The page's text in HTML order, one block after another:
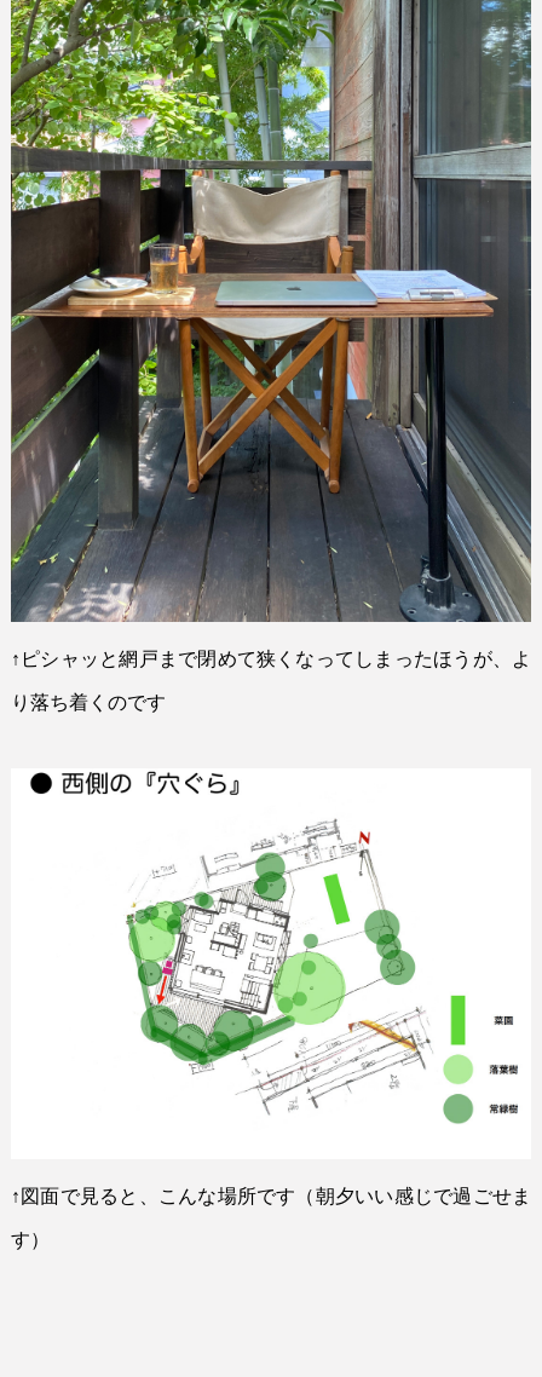
↑ ピシャッと網戸まで閉めて狭くなってしまったほうが、よ
り落ち着くのです
↑ 図面で見ると、こんな場所です（朝夕いい感じで過ごせま
す）